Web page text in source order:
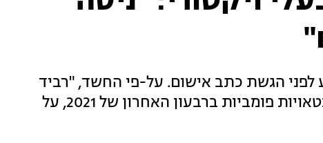
לפני הגשת כתב אישום. על-פי החשד, "רביד
אותת לספקים וקמעונאים, בשורה של התבטאויות פומביות ברבעון האחרון של 2021, על